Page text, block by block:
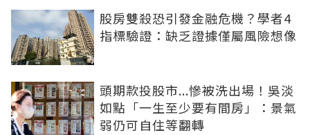
股房雙殺恐引發金融危機？學者4
指標驗證：缺乏證據僅屬風險想像
頭期款投股市...慘被洗出場！吳淡
如點「一生至少要有間房」：景氣
弱仍可自住等翻轉